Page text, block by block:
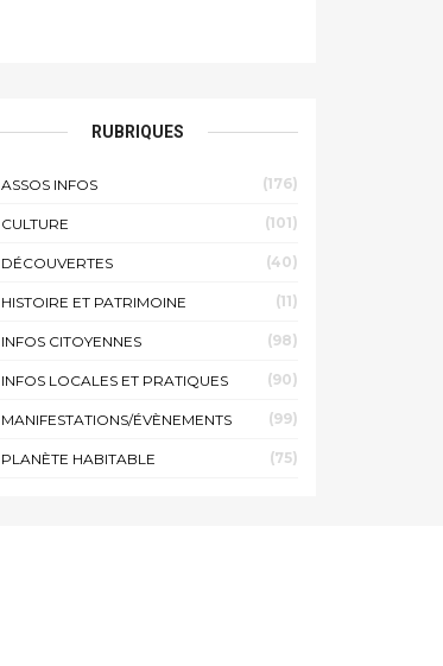
RUBRIQUES
ASSOS INFOS (176)
CULTURE (101)
DÉCOUVERTES (40)
HISTOIRE ET PATRIMOINE (11)
INFOS CITOYENNES (98)
INFOS LOCALES ET PRATIQUES (90)
MANIFESTATIONS/ÉVÈNEMENTS (99)
PLANÈTE HABITABLE (75)